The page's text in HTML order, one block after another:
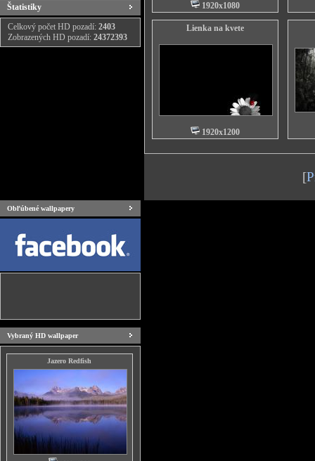
Štatistiky
Celkový počet HD pozadí: 2403
Zobrazených HD pozadí: 24372393
1920x1080
Lienka na kvete
1920x1200
[
Obľúbené wallpapery
Vybraný HD wallpaper
Jazero Redfish